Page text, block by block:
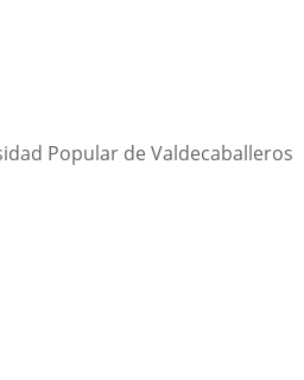
Popular de Valdecaballeros